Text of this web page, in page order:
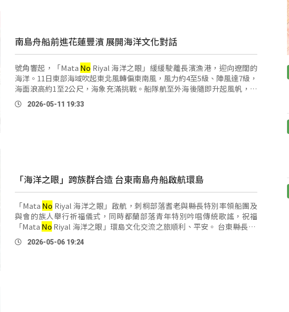
南島舟船前進花蓮豐濱 展開海洋文化對話
號角響起，「Mata No Riyal 海洋之眼」緩緩駛離長濱漁港，迎向遼闊的
海洋。11日東部海域吹起東北風轉偏東南風，風力約4至5級、陣風達7級，
海面浪高約1至2公尺，海象充滿挑戰。船隊航至外海後隨即升起風帆，順
著海風往北航行，歷經數小時航程，在下 …
2026-05-11 19:33
「海洋之眼」跨族群合造 台東南島舟船啟航環島
「Mata No Riyal 海洋之眼」啟航，刺桐部落耆老與縣長特別率領船團及
與會的族人舉行祈福儀式，同時都蘭部落青年特別吟唱傳統歌謠，祝福
「Mata No Riyal 海洋之眼」環島文化交流之旅順利、平安。 台東縣長 饒
慶鈴：「用這樣的方式，來宣示我們跟海洋的先進性，以 …
2026-05-06 19:24